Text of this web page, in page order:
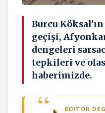
Burcu
geçişi,
dengeleri
tepkileri ve
haberimizde.
EDITOR